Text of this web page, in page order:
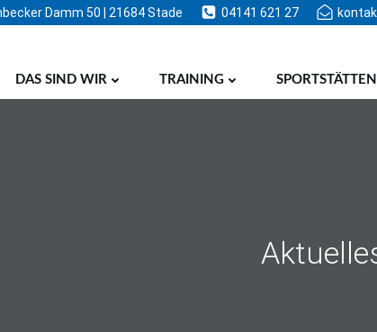
Damm 50 | 21684 Stade 04141 621 27
DAS SIND WIR TRAINING SPORTSTÄTTEN